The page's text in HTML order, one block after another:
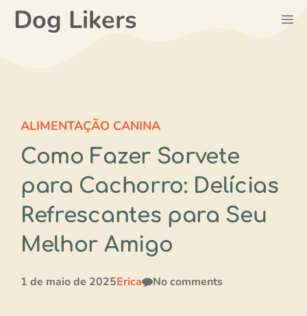
Pular
paraDog Likers
ALIMENTAÇÃO CANINA
Como Fazer Sorvete
para Cachorro: Delícias
Refrescantes para Seu
Melhor Amigo
1 de maio de 2025Erica No comments